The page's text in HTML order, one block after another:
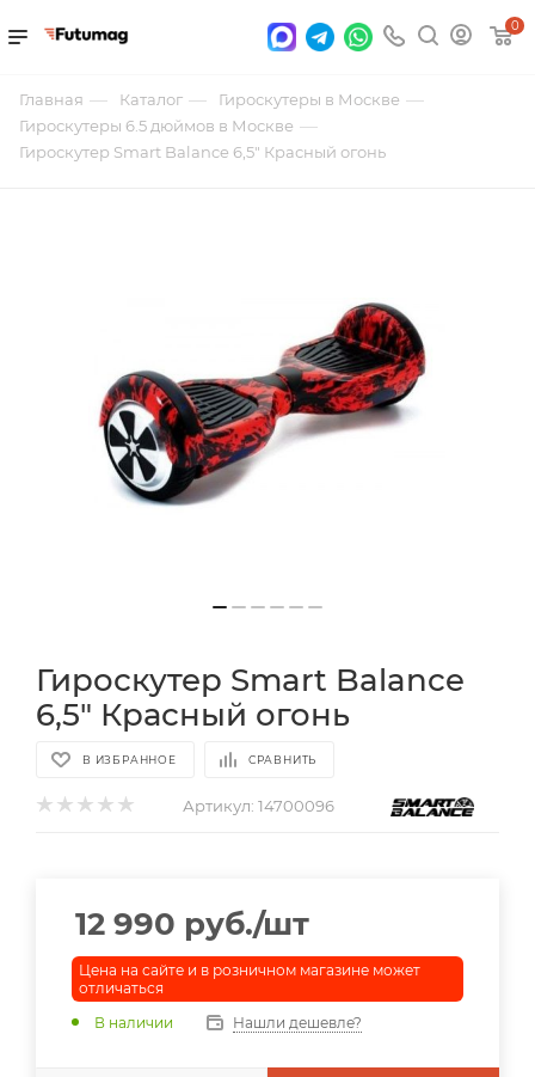
0
Главная — Каталог — Гироскутеры в Москве —
Гироскутеры 6.5 дюймов в Москве —
Гироскутер Smart Balance 6,5" Красный огонь
Гироскутер Smart Balance
6,5" Красный огонь
В ИЗБРАННОЕ СРАВНИТЬ
Артикул: 14700096
12 990 руб./шт
Цена на сайте и в розничном магазине может
отличаться
В наличии
Нашли дешевле?